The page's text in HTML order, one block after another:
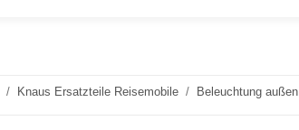
Knaus Ersatzteile Reisemobile Beleuchtung außen